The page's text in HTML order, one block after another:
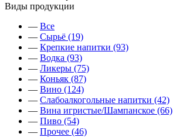
Виды продукции
— Все
— Сырьё (19)
— Крепкие напитки (93)
— Водка (93)
— Ликеры (75)
— Коньяк (87)
— Вино (124)
— Слабоалкогольные напитки (42)
— Вина игристые/Шампанское (66)
— Пиво (54)
— Прочее (46)